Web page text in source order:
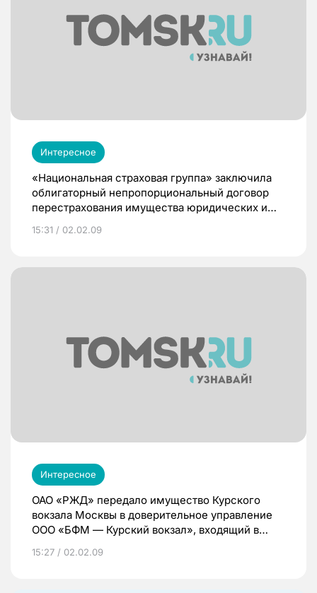
Интересное
«Национальная страховая группа» заключила
облигаторный непропорциональный договор
перестрахования имущества юридических и
рисков, который покрывает также входящее
15:31 / 02.02.09
Интересное
ОАО «РЖД» передало имущество Курского
вокзала Москвы в доверительное управление
ООО «БФМ — Курский вокзал», входящий в
Подобная система — когда профессионалы на
15:27 / 02.02.09